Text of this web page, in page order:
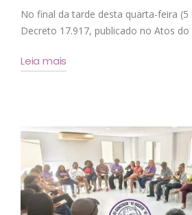
No final da tarde desta quarta-feira
Decreto 17.917, publicado no Atos do
Leia mais